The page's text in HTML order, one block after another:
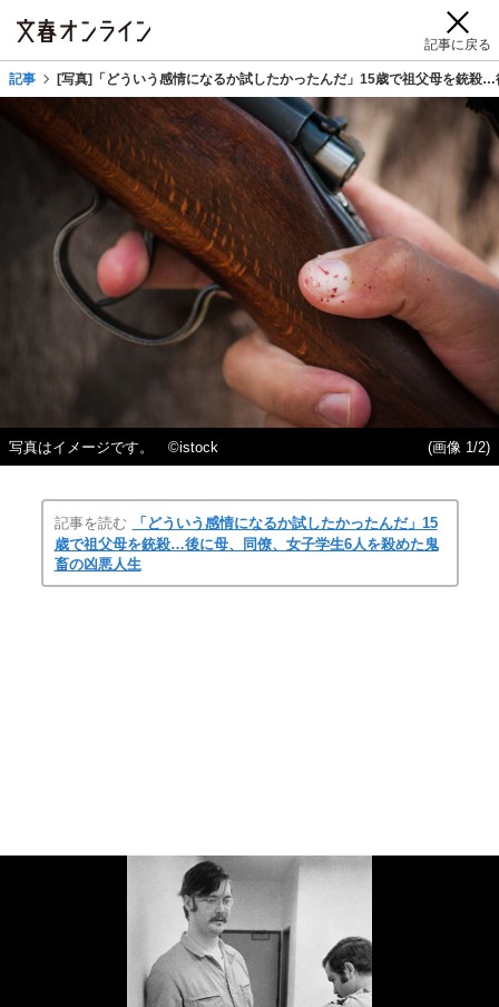
記事に戻る
記事 [写真]「どういう感情になるか試したかったんだ」15歳で祖父母を銃殺
写真はイメージです。 ©istock (画像 1/2)
記事を読む
「どういう感情になるか試したかったんだ」15
歳で祖父母を銃殺…後に母、同僚、女子学生6人を殺めた鬼
畜の凶悪人生